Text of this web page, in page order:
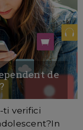
de
ti verifici